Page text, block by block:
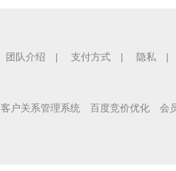
团队介绍 支付方式 隐私
客户关系管理系统 百度竞价优化 会